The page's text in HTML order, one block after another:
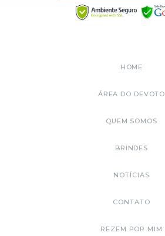
HOME
ÁREA DO DEVOTO
QUEM SOMOS
BRINDES
NOTÍCIAS
CONTATO
REZEM POR MIM